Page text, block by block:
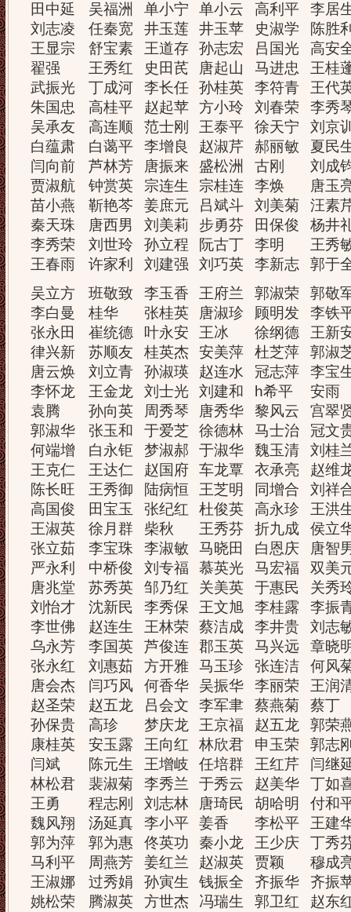
田中延
刘志凌
王显宗
翟强
武振光
朱国忠
吴承友
白蕴肃
闫向前
贾淑航
苗小燕
秦天珠
李秀荣
王春雨
吴福洲
任秦宽
舒宝素
王秀红
丁成河
高桂平
高连顺
白蔼平
芦林芳
钟赏英
靳艳芩
唐西男
刘世玲
许家利
单小宁
井玉莲
王道存
史田芪
李长任
赵起苹
范士刚
李增良
唐振来
宗连生
姜庶元
刘美莉
孙立程
刘建强
单小云
井玉苹
孙志宏
唐起山
孙桂英
方小玲
王泰平
赵淑芹
盛松洲
宗桂连
吕斌斗
步勇芬
阮古丁
刘巧英
高利平
史淑学
吕国光
马进忠
李符青
刘春荣
徐天宁
郝丽敏
古刚
李焕
刘美菊
田保俊
李明
李新志
李居
陈胜
高安
王桂
王代
李秀
刘京
夏民
刘成
唐玉
汪素
杨井
王秀
郭于
吴立方
李白曼
张永田
律兴新
唐云焕
李怀龙
袁腾
郭淑华
何端增
王克仁
陈长旺
高国俊
王淑英
张立茹
严永利
唐兆堂
刘怡才
李世佛
乌永芳
张永红
唐会杰
赵圣荣
孙保贵
康桂英
闫斌
林松君
王勇
魏风翔
郭为萍
马利平
王淑娜
姚松荣
班敬致
桂华
崔统德
苏顺友
刘立青
王金龙
孙向英
张玉和
白永钜
王达仁
王秀御
田宝玉
徐月群
李宝珠
中桥俊
苏秀英
沈新民
赵连生
李国英
刘惠茹
闫巧风
赵五龙
高珍
安玉露
陈元生
裴淑菊
程志刚
汤延真
郭为惠
周燕芳
过秀娟
腾淑英
李玉香
张桂英
叶永安
桂英杰
孙淑瑛
刘士光
周秀琴
于爱芝
梦淑郝
赵国府
陆病恒
张纪红
柴秋
李淑敏
刘专福
邹乃红
李秀保
王林荣
芦俊连
方开雅
何香华
吕会文
梦庆龙
王向红
王增岐
李秀兰
刘志林
李小平
佟英功
姜红兰
孙寅生
方世杰
王府兰
唐淑珍
王冰
安美萍
赵连水
刘建和
唐秀华
徐德林
于淑华
车龙覃
王芝明
杜俊英
王秀芬
马晓田
慕英光
关美英
王文旭
蔡洁成
郡玉英
马玉珍
吴振华
李军聿
王京福
林欣君
任培群
于秀云
唐琦民
姜香
秦小龙
赵淑英
钱振全
冯瑞生
郭淑荣
顾明发
徐纲德
杜芝萍
冠志萍
h希平
黎风云
马士治
魏玉清
衣承亮
同增合
高永珍
折九成
白恩庆
马宏福
于惠民
李桂露
李井贵
马兴远
张连洁
李丽荣
蔡燕菊
赵五龙
申玉荣
王红芹
赵美华
胡哈明
李松平
王少庆
贾颖
齐振华
郭卫红
郭敬
李铁
王新
郭淑
李宝
安雨
宫翠
冠文
刘桂
赵维
刘祥
王洪
侯立
唐智
双美
关秀
李振
刘志
章晓
何风
王润
蔡丁
郭荣
郭志
闫继
丁如
付和
王建
丁秀
穆成
齐振
赵东